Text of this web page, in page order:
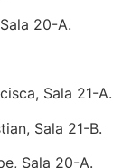
20-A.
Sala 21-A.
Sala 21-B.
Sala 20-A.